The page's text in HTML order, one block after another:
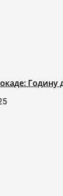
Годину